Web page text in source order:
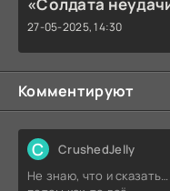
«Солдата
27-05-2025, 14:30
Комментируют
C CrushedJelly
Не знаю, что и